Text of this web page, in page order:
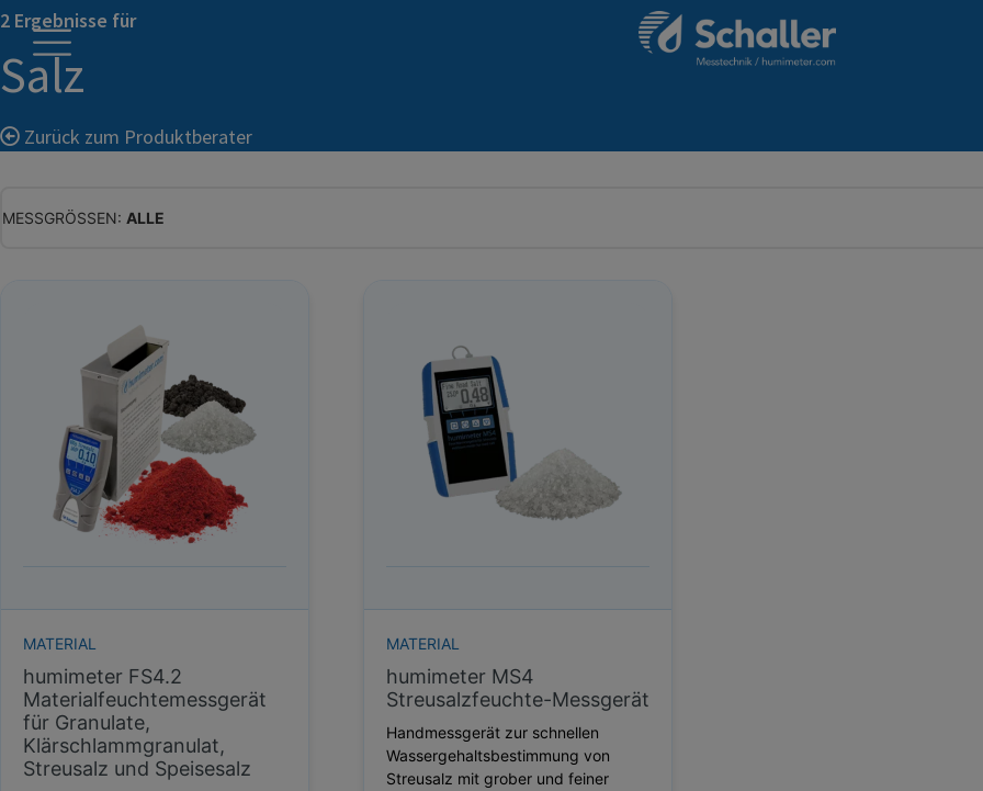
2 Ergebnisse für
Salz
Zurück zum Produktberater
MESSGRÖSSEN: ALLE
HOLZFEUCHTE
RELATIVE FEUCHTE
ABSOLUTE FEUCHTE
GLEICHGEWICHTSFEUCHTE
WASSERAKTIVITÄT
TROCKENSUBSTANZ
HEKTOLITERGEWICHT
TAUPUNKT
MATERIAL
humimeter FS4.2
Materialfeuchtemessgerät
für Granulate,
Klärschlammgranulat,
Streusalz und Speisesalz
MATERIAL
humimeter MS4
Streusalzfeuchte-Messgerät
Handmessgerät zur schnellen
Wassergehaltsbestimmung von
Streusalz mit grober und feiner